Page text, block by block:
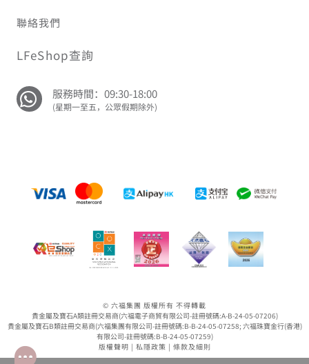
聯絡我們
LFeShop查詢
服務時間：09:30-18:00
(星期一至五，公眾假期除外)
© 六福集團 版權所有 不得轉載
貴金屬及寶石A類註冊交易商(六福電子商貿有限公司-註冊號碼:A-B-24-05-07206)
貴金屬及寶石B類註冊交易商(六福集團有限公司-註冊號碼:B-B-24-05-07258; 六福珠寶金行(香港)
有限公司-註冊號碼:B-B-24-05-07259)
版權聲明 | 私隱政策 | 條款及細則